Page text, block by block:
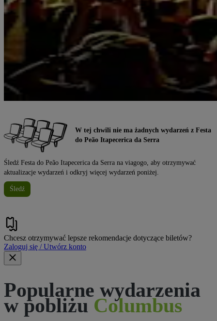
W tej chwili nie ma żadnych wydarzeń z Festa
do Peão Itapecerica da Serra
Śledź Festa do Peão Itapecerica da Serra na viagogo, aby otrzymywać
aktualizacje wydarzeń i odkryj więcej wydarzeń poniżej.
Śledź
Chcesz otrzymywać lepsze rekomendacje dotyczące biletów?
Zaloguj się / Utwórz konto
Popularne wydarzenia
w pobliżu Columbus